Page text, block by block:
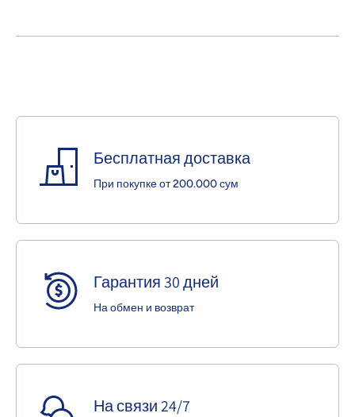
Бесплатная доставка
При покупке от 200.000 сум
Гарантия 30 дней
На обмен и возврат
На связи 24/7